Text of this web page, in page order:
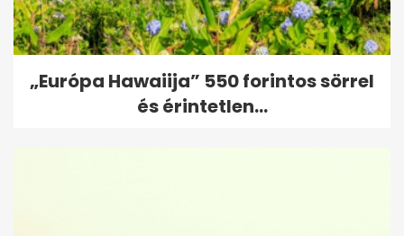
„Európa Hawaiija” 550 forintos sörrel
és érintetlen...